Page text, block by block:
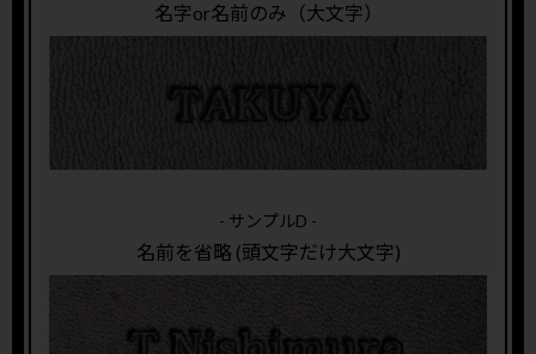
名字or名前のみ（大文字）
- サンプルD -
名前を省略 (頭文字だけ大文字)